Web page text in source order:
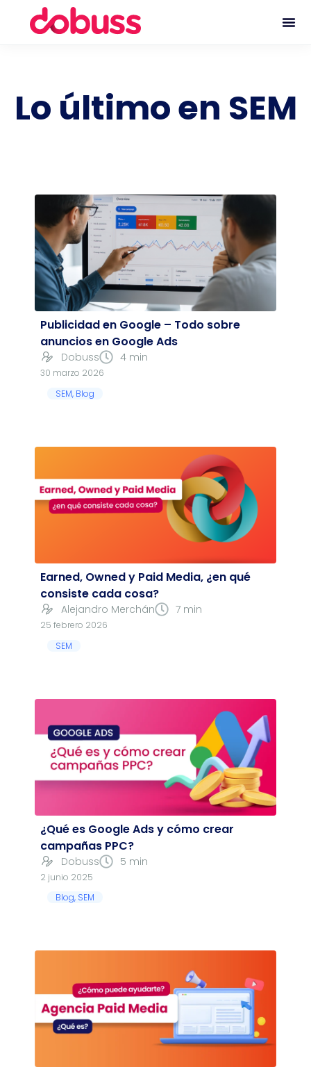
Lo último en SEM
Publicidad en Google – Todo sobre
anuncios en Google Ads
Dobuss 4 min
30 marzo 2026
SEM, Blog
Earned, Owned y Paid Media, ¿en qué
consiste cada cosa?
Alejandro Merchán 7 min
25 febrero 2026
SEM
¿Qué es Google Ads y cómo crear
campañas PPC?
Dobuss 5 min
2 junio 2025
Blog, SEM